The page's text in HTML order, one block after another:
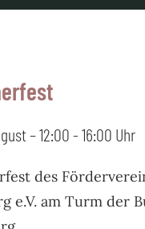
– 12:00-16:00 Uhr
des
e.V. am Turm der